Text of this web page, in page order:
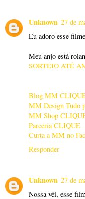
Unknown 27 de
Eu adoro esse
Meu anjo está
SORTEIO ATÉ
Blog MM
MM Design Tudo
MM Shop
Parceria CLIQUE
Curta a MM no
Responder
Unknown 27 de
Nossa véi, esse